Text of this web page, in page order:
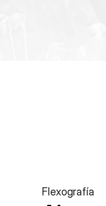
Flexografía